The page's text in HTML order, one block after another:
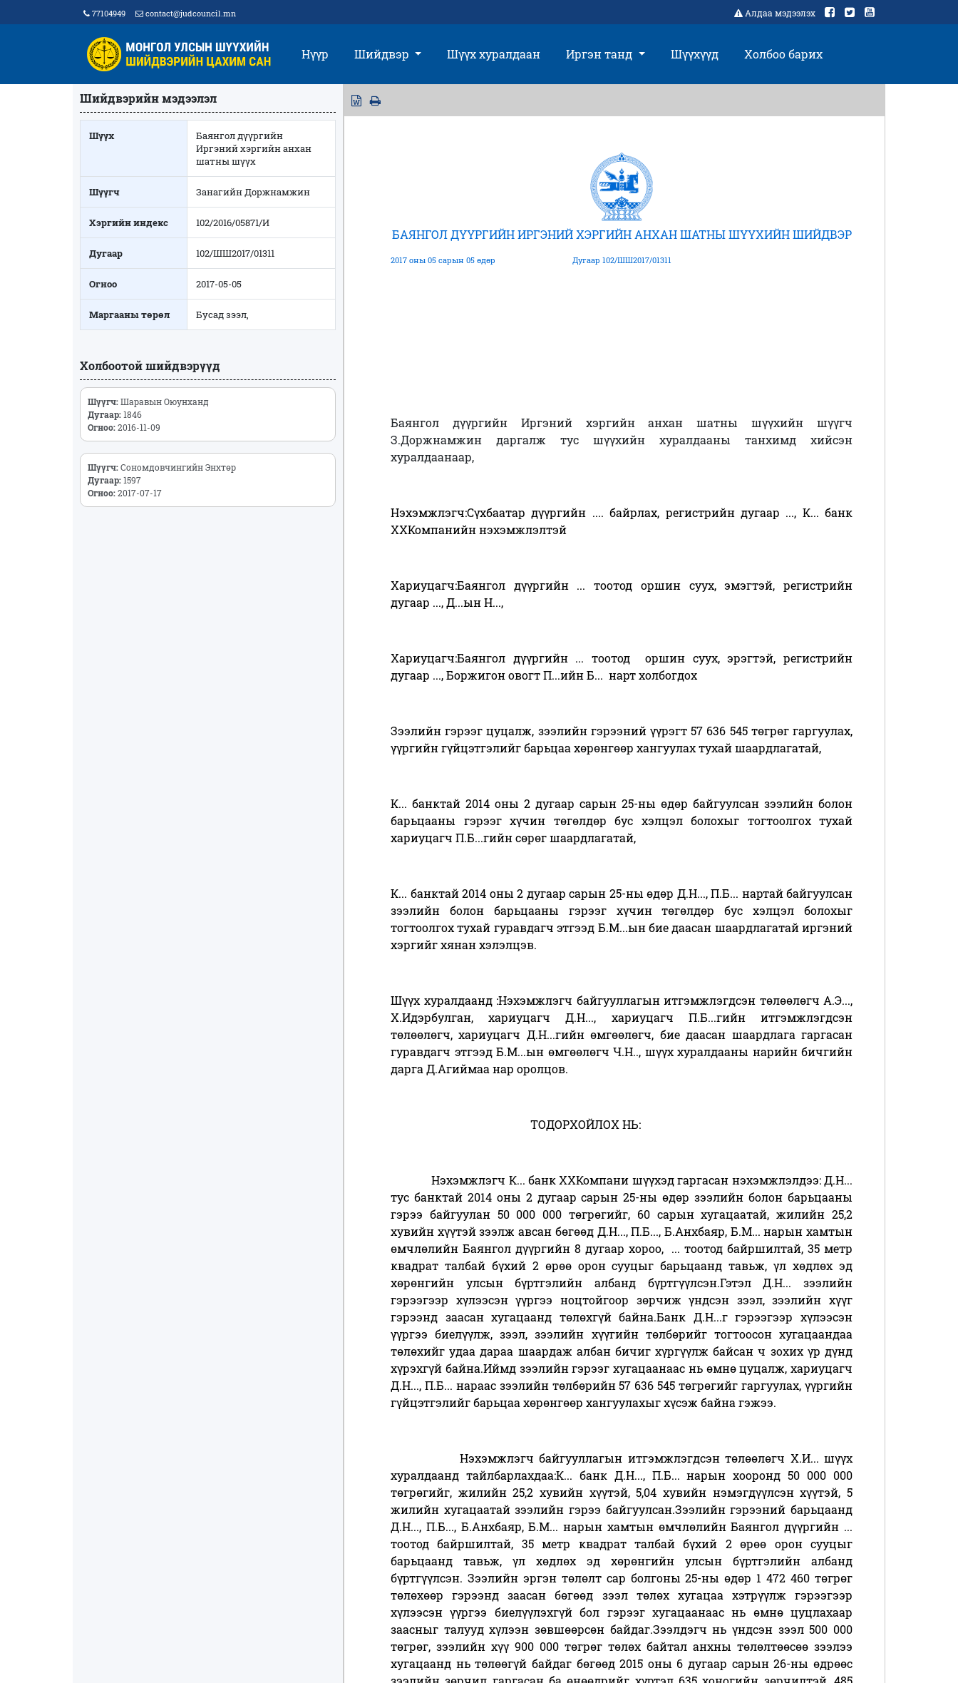
77104949 contact@judcouncil.mn Алдаа мэдээлэх
Нүүр Шийдвэр Шүүх хуралдаан Иргэн танд Шүүхүүд Холбоо барих
Шийдвэрийн мэдээлэл
Шүүх
Баянгол дүүргийн
Иргэний хэргийн анхан
шатны шүүх
Шүүгч Занагийн Доржнамжин
Хэргийн индекс 102/2016/05871/И
Дугаар 102/ШШ2017/01311
Огноо 2017-05-05
Маргааны төрөл Бусад зээл,
Холбоотой шийдвэрүүд
Шүүгч:Шаравын Оюунханд
Дугаар:1846
Огноо:2016-11-09
Шүүгч:Сономдовчингийн Энхтөр
Дугаар:1597
Огноо:2017-07-17
БАЯНГОЛ ДҮҮРГИЙН ИРГЭНИЙ ХЭРГИЙН АНХАН ШАТНЫ ШҮҮХИЙН ШИЙДВЭР
2017 оны 05 сарын 05 өдөр Дугаар 102/ШШ2017/01311
Баянгол дүүргийн Иргэний хэргийн анхан шатны шүүхийн шүүгч
З.Доржнамжин даргалж тус шүүхийн хуралдааны танхимд хийсэн
хуралдаанаар,
Нэхэмжлэгч:Сүхбаатар дүүргийн .... байрлах, регистрийн дугаар ..., К... банк
ХХКомпанийн нэхэмжлэлтэй
Хариуцагч:Баянгол дүүргийн ... тоотод оршин суух, эмэгтэй, регистрийн
дугаар ..., Д...ын Н...,
Хариуцагч:Баянгол дүүргийн ... тоотод оршин суух, эрэгтэй, регистрийн
дугаар ..., Боржигон овогт П...ийн Б... нарт холбогдох
Зээлийн гэрээг цуцалж, зээлийн гэрээний үүрэгт 57 636 545 төгрөг гаргуулах,
үүргийн гүйцэтгэлийг барьцаа хөрөнгөөр хангуулах тухай шаардлагатай,
К... банктай 2014 оны 2 дугаар сарын 25-ны өдөр байгуулсан зээлийн болон
барьцааны гэрээг хүчин төгөлдөр бус хэлцэл болохыг тогтоолгох тухай
хариуцагч П.Б...гийн сөрөг шаардлагатай,
К... банктай 2014 оны 2 дугаар сарын 25-ны өдөр Д.Н..., П.Б... нартай байгуулсан
зээлийн болон барьцааны гэрээг хүчин төгөлдөр бус хэлцэл болохыг
тогтоолгох тухай гуравдагч этгээд Б.М...ын бие даасан шаардлагатай иргэний
хэргийг хянан хэлэлцэв.
Шүүх хуралдаанд :Нэхэмжлэгч байгууллагын итгэмжлэгдсэн төлөөлөгч А.Э...,
Х.Идэрбулган, хариуцагч Д.Н..., хариуцагч П.Б...гийн итгэмжлэгдсэн
төлөөлөгч, хариуцагч Д.Н...гийн өмгөөлөгч, бие даасан шаардлага гаргасан
гуравдагч этгээд Б.М...ын өмгөөлөгч Ч.Н.., шүүх хуралдааны нарийн бичгийн
дарга Д.Агиймаа нар оролцов.
ТОДОРХОЙЛОХ НЬ:
Нэхэмжлэгч К... банк ХХКомпани шүүхэд гаргасан нэхэмжлэлдээ: Д.Н...
тус банктай 2014 оны 2 дугаар сарын 25-ны өдөр зээлийн болон барьцааны
гэрээ байгуулан 50 000 000 төгрөгийг, 60 сарын хугацаатай, жилийн 25,2
хувийн хүүтэй зээлж авсан бөгөөд Д.Н..., П.Б..., Б.Анхбаяр, Б.М... нарын хамтын
өмчлөлийн Баянгол дүүргийн 8 дугаар хороо, ... тоотод байршилтай, 35 метр
квадрат талбай бүхий 2 өрөө орон сууцыг барьцаанд тавьж, үл хөдлөх эд
хөрөнгийн улсын бүртгэлийн албанд бүртгүүлсэн.Гэтэл Д.Н... зээлийн
гэрээгээр хүлээсэн үүргээ ноцтойгоор зөрчиж үндсэн зээл, зээлийн хүүг
гэрээнд заасан хугацаанд төлөхгүй байна.Банк Д.Н...г гэрээгээр хүлээсэн
үүргээ биелүүлж, зээл, зээлийн хүүгийн төлбөрийг тогтоосон хугацаандаа
төлөхийг удаа дараа шаардаж албан бичиг хүргүүлж байсан ч зохих үр дүнд
хүрэхгүй байна.Иймд зээлийн гэрээг хугацаанаас нь өмнө цуцалж, хариуцагч
Д.Н..., П.Б... нараас зээлийн төлбөрийн 57 636 545 төгрөгийг гаргуулах, үүргийн
гүйцэтгэлийг барьцаа хөрөнгөөр хангуулахыг хүсэж байна гэжээ.
Нэхэмжлэгч байгууллагын итгэмжлэгдсэн төлөөлөгч Х.И... шүүх
хуралдаанд тайлбарлахдаа:К... банк Д.Н..., П.Б... нарын хооронд 50 000 000
төгрөгийг, жилийн 25,2 хувийн хүүтэй, 5,04 хувийн нэмэгдүүлсэн хүүтэй, 5
жилийн хугацаатай зээлийн гэрээ байгуулсан.Зээлийн гэрээний барьцаанд
Д.Н..., П.Б..., Б.Анхбаяр, Б.М... нарын хамтын өмчлөлийн Баянгол дүүргийн ...
тоотод байршилтай, 35 метр квадрат талбай бүхий 2 өрөө орон сууцыг
барьцаанд тавьж, үл хөдлөх эд хөрөнгийн улсын бүртгэлийн албанд
бүртгүүлсэн. Зээлийн эргэн төлөлт сар болгоны 25-ны өдөр 1 472 460 төгрөг
төлөхөөр гэрээнд заасан бөгөөд зээл төлөх хугацаа хэтрүүлж гэрээгээр
хүлээсэн үүргээ биелүүлэхгүй бол гэрээг хугацаанаас нь өмнө цуцлахаар
заасныг талууд хүлээн зөвшөөрсөн байдаг.Зээлдэгч нь үндсэн зээл 500 000
төгрөг, зээлийн хүү 900 000 төгрөг төлөх байтал анхны төлөлтөөсөө зээлээ
хугацаанд нь төлөөгүй байдаг бөгөөд 2015 оны 6 дугаар сарын 26-ны өдрөөс